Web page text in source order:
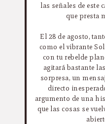
las señales de este
que presta
El 28 de agosto,
como el vibrante
con tu rebelde
agitará bastante
sorpresa, un
directo
argumento de una
que las cosas se